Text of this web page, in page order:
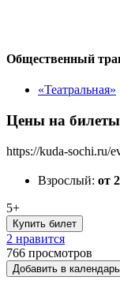
Общественный
«Театральная»
Цены на билеты
https://kuda-sochi.ru/
Взрослый: от
5+
Купить билет
2 нравится
766 просмотров
Добавить в календарь